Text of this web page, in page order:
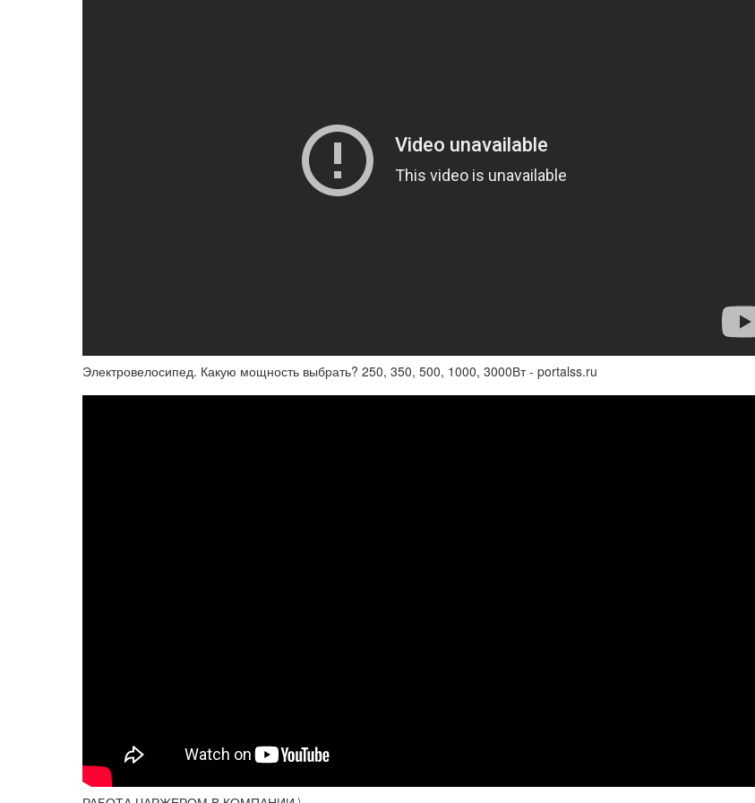
Электровелосипед. Какую мощность выбрать? 250, 350, 500, 1000, 3000Вт - portalss.ru